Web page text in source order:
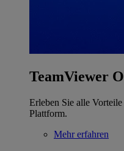
TeamViewer
Erleben Sie alle
Plattform.
Mehr erfahren